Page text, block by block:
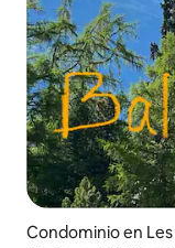
Condominio en